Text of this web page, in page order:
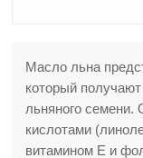
Масло льна
который
льняного
кислотами
витамином Е и